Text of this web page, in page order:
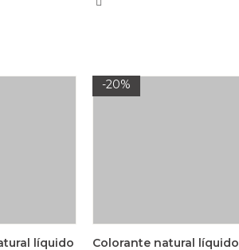
líquido
-20%
Colorante natural líquido